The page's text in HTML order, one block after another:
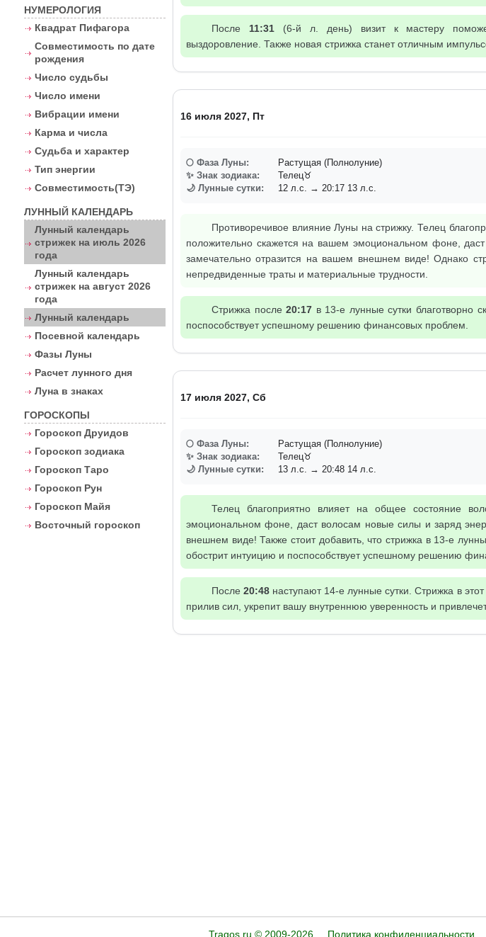
НУМЕРОЛОГИЯ
Квадрат Пифагора
Совместимость по дате
рождения
Число судьбы
Число имени
Вибрации имени
Карма и числа
Судьба и характер
Тип энергии
Совместимость(ТЭ)
ЛУННЫЙ КАЛЕНДАРЬ
Лунный календарь
стрижек на июль 2026
года
Лунный календарь
стрижек на август 2026
года
Лунный календарь
Посевной календарь
Фазы Луны
Расчет лунного дня
Луна в знаках
ГОРОСКОПЫ
Гороскоп Друидов
Гороскоп зодиака
Гороскоп Таро
Гороскоп Рун
Гороскоп Майя
Восточный гороскоп
После 11:31(6-й л. день) визит к мастеру
выздоровление. Также новая стрижка станет отличным
16 июля 2027, Пт
🌕 Фаза Луны:
Растущая (Полнолуние)
✨ Знак зодиака:
Телец♉
🌙 Лунные сутки:
12 л.с. → 20:17 13 л.с.
Противоречивое влияние Луны на стрижку. Телец
положительно скажется на вашем эмоциональном фоне,
замечательно отразится на вашем внешнем виде! Однако
непредвиденные траты и материальные трудности.
Стрижка после20:17 в 13-е лунные сутки благотворно
поспособствует успешному решению финансовых проблем.
17 июля 2027, Сб
🌕 Фаза Луны:
Растущая (Полнолуние)
✨ Знак зодиака:
Телец♉
🌙 Лунные сутки:
13 л.с. → 20:48 14 л.с.
Телец благоприятно влияет на общее состояние
эмоциональном фоне, даст волосам новые силы и заряд
внешнем виде! Также стоит добавить, что стрижка в 13-е
обострит интуицию и поспособствует успешному решению
После20:48 наступают 14-е лунные сутки. Стрижка в
прилив сил, укрепит вашу внутреннюю уверенность и
Tragos.ru © 2009-2026 Политика конфиденциальности